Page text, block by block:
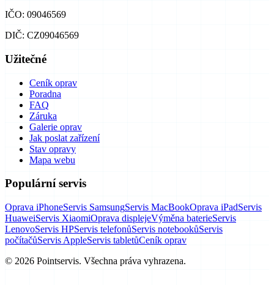
IČO: 09046569
DIČ: CZ09046569
Užitečné
Ceník oprav
Poradna
FAQ
Záruka
Galerie oprav
Jak poslat zařízení
Stav opravy
Mapa webu
Populární servis
Oprava iPhoneServis SamsungServis MacBookOprava iPadServis
HuaweiServis XiaomiOprava displejeVýměna baterieServis
LenovoServis HPServis telefonůServis notebookůServis
počítačůServis AppleServis tabletůCeník oprav
© 2026 Pointservis. Všechna práva vyhrazena.